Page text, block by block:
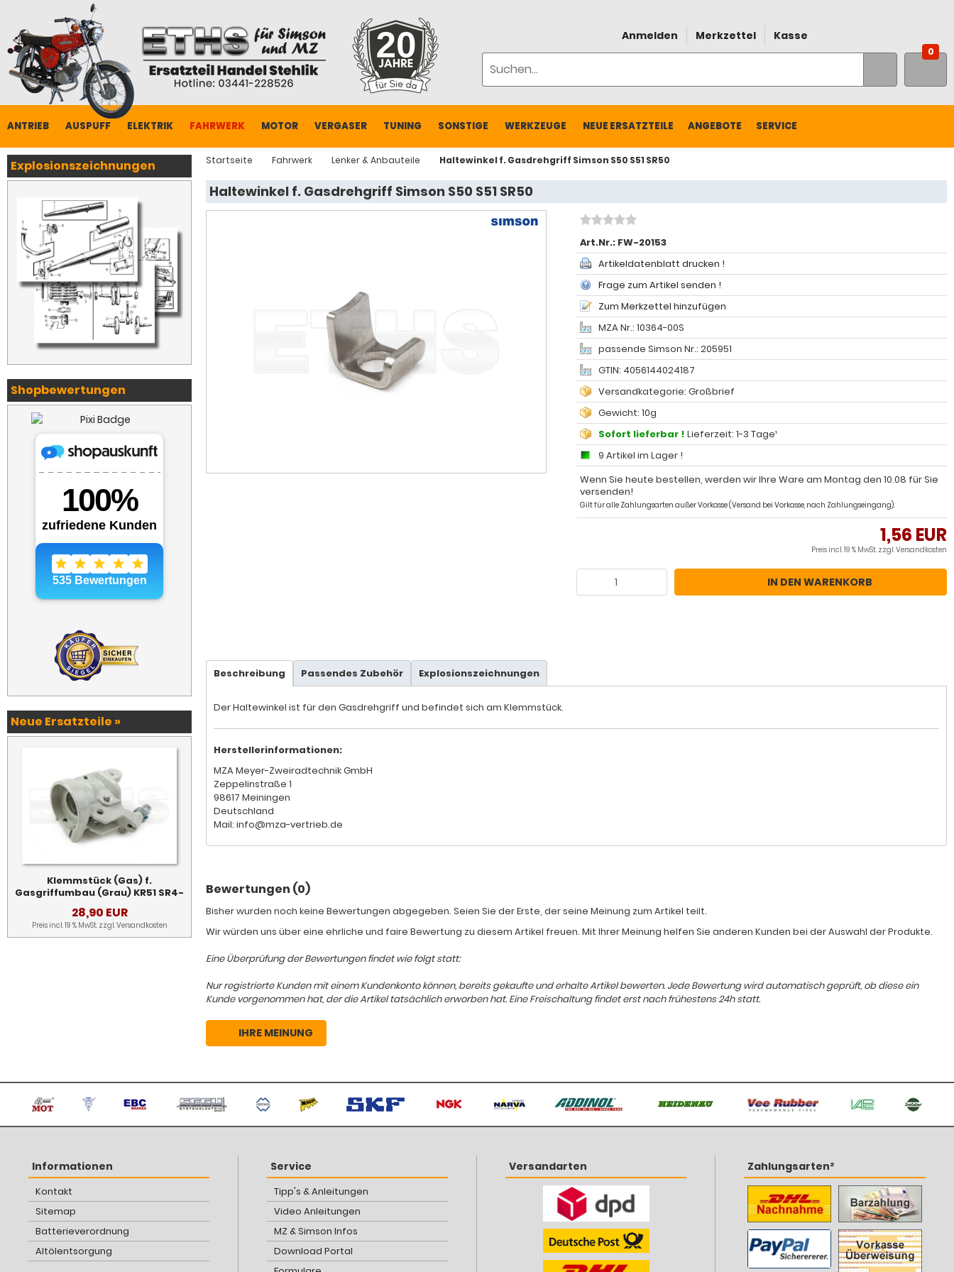
Anmelden Merkzettel Kasse
0
ANTRIEB AUSPUFF ELEKTRIK FAHRWERK MOTOR VERGASER TUNING SONSTIGE WERKZEUGE NEUE ERSATZTEILE ANGEBOTE SERVICE
Startseite Fahrwerk Lenker & Anbauteile Haltewinkel f. Gasdrehgriff Simson S50 S51 SR50
Haltewinkel f. Gasdrehgriff Simson S50 S51 SR50
Art.Nr.: FW-20153
Artikeldatenblatt drucken !
Frage zum Artikel senden !
Zum Merkzettel hinzufügen
MZA Nr.: 10364-00S
passende Simson Nr.: 205951
GTIN: 4056144024187
Versandkategorie: Großbrief
Gewicht: 10g
Sofort lieferbar ! Lieferzeit: 1-3 Tage¹
9 Artikel im Lager !
Wenn Sie heute bestellen, werden wir Ihre Ware am Montag den 10.08 für Sie
versenden!
Gilt für alle Zahlungsarten außer Vorkasse (Versand bei Vorkasse, nach Zahlungseingang).
1,56 EUR
Preis incl. 19 % MwSt. zzgl.Versandkosten
IN DEN WARENKORB
Beschreibung Passendes Zubehör Explosionszeichnungen
Der Haltewinkel ist für den Gasdrehgriff und befindet sich am Klemmstück.
Herstellerinformationen:
MZA Meyer-Zweiradtechnik GmbH
Zeppelinstraße 1
98617 Meiningen
Deutschland
Mail: info@mza-vertrieb.de
Bewertungen (0)
Bisher wurden noch keine Bewertungen abgegeben. Seien Sie der Erste, der seine Meinung zum Artikel teilt.
Wir würden uns über eine ehrliche und faire Bewertung zu diesem Artikel freuen. Mit Ihrer Meinung helfen Sie anderen Kunden bei der Auswahl der Produkte.
Eine Überprüfung der Bewertungen findet wie folgt statt:
Nur registrierte Kunden mit einem Kundenkonto können, bereits gekaufte und erhalte Artikel bewerten. Jede Bewertung wird automatisch geprüft, ob diese ein
Kunde vorgenommen hat, der die Artikel tatsächlich erworben hat. Eine Freischaltung findet erst nach frühestens 24h statt.
IHRE MEINUNG
Explosionszeichnungen
Shopbewertungen
Neue Ersatzteile »
Klemmstück (Gas) f.
Gasgriffumbau (Grau) KR51 SR4-
28,90 EUR
Preis incl. 19 % MwSt. zzgl.Versandkosten
Informationen
Kontakt
Sitemap
Batterieverordnung
Altölentsorgung
Service
Tipp's & Anleitungen
Video Anleitungen
MZ & Simson Infos
Download Portal
Versandarten Zahlungsarten²